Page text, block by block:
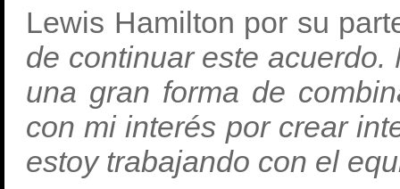
Lewis Hamilton por su
de continuar este
una gran forma de
con mi interés por crear
estoy trabajando con el